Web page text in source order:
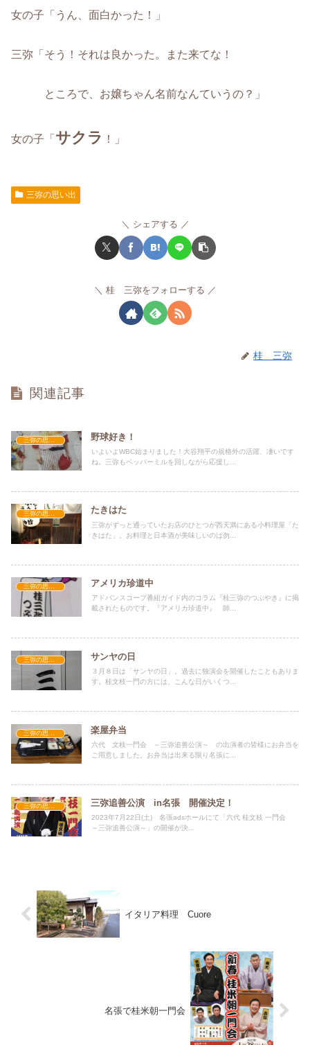
女の子「うん、面白かった！」
三弥「そう！それは良かった。また来てな！
ところで、お嬢ちゃん名前なんていうの？」
女の子「 サクラ ！」
三弥の思い出
シェアする
桂 三弥をフォローする
桂 三弥
関連記事
野球好き！
いよいよWBC始まりました！大谷翔平の規格外の活躍、凄いです
ね。三弥もペッパーミルを回しながら応援し...
たきはた
三弥がずっと通っていたお店のひとつが西天満にある小料理屋「た
きはた」。お料理と日本酒が美味しいのは勿...
三弥の思い出 アメリカ珍道中
アドバンスコープ番組ガイド内のコラム『桂三弥のつぶやき』に掲
載されたものです。『アメリカ珍道中』 師...
三弥の思い出 サンヤの日
３月８日は「サンヤの日」。過去に独演会を開催したこともありま
す。桂文枝一門の方には、こんな日がいくつ...
楽屋弁当
六代 文枝一門会 ～三弥追善公演～ の出演者の皆様にお弁当を
ご用意しました。お弁当は出来る限り名張に...
三弥の思い出 三弥追善公演 in名張 開催決定！
2023年7月22日(土) 名張adsホールにて「六代 桂文枝 一門会
～三弥追善公演～」の開催が決...
イタリア料理 Cuore
名張で桂米朝一門会